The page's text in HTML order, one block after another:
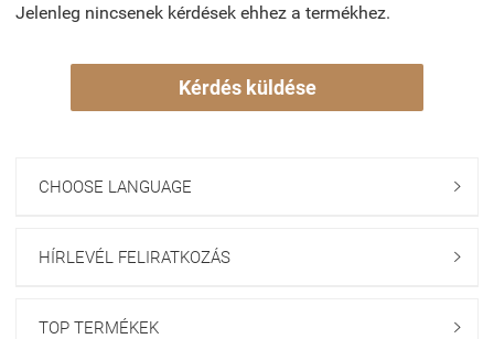
Jelenleg nincsenek kérdések ehhez a termékhez.
Kérdés küldése
CHOOSE LANGUAGE 
HÍRLEVÉL FELIRATKOZÁS 
TOP TERMÉKEK 